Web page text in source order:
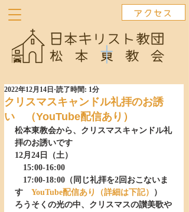
アクセス
クリスマスキャンドル礼拝のお誘
い （YouTube配信あり）
2022年12月14日 読了時間: 1分
松本東教会から、クリスマスキャンドル礼
拝のお誘いです
12月24日（土）
15:00-16:00
17:00-18:00（同じ礼拝を2回おこないま
す YouTube配信あり（詳細は下記）
）
ろうそくの光の中、クリスマスの讃美歌や